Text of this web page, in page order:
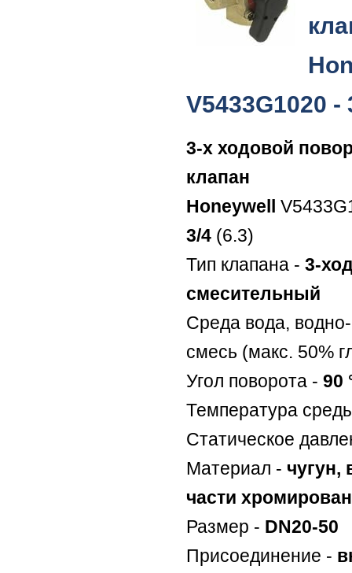
V5433G1020 -
3-х ходовой
клапан
Honeywell
3/4 (6.3)
Тип клапана - 3-
смесительный
Среда вода,
смесь (макс. 50%
Угол поворота - 90
Температура
Статическое
Материал - чугун,
части
Размер - DN20-50
Присоединение -